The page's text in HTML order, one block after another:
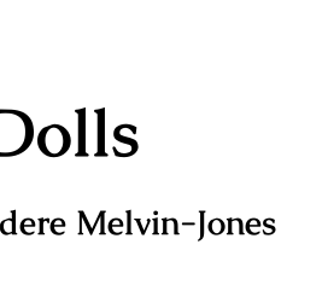
Melvin-Jones